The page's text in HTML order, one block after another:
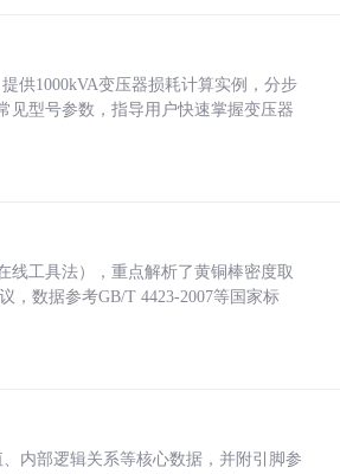
供1000kVA变压器损耗计算实例，分步
见型号参数，指导用户快速掌握变压器
线工具法），重点解析了黄铜棒密度取
，数据参考GB/T 4423-2007等国家标
内部逻辑关系等核心数据，并附引脚参